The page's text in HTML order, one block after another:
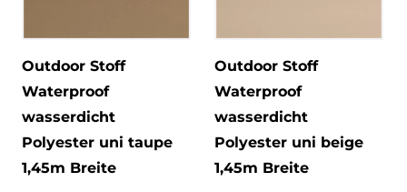
Outdoor Stoff
Waterproof
wasserdicht
Polyester uni taupe
1,45m Breite
Outdoor Stoff
Waterproof
wasserdicht
Polyester uni beige
1,45m Breite